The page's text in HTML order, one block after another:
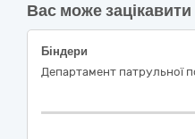
Вас може зацікавити
Біндери
Департамент патрульної